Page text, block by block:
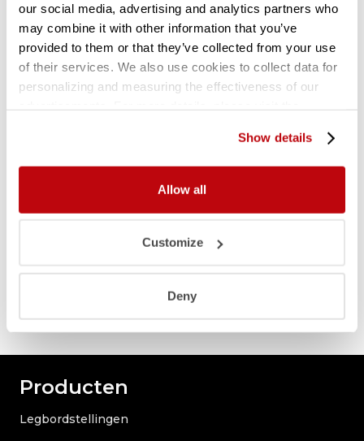
our social media, advertising and analytics partners who
may combine it with other information that you’ve
provided to them or that they’ve collected from your use
of their services. We also use cookies to collect data for
personalizing and measuring the effectiveness of our
Show details
Allow all
Customize
Deny
Gebruikte legbordstelling H2500 x D320 |
aanbouwset vak 1200 mm
Producten
Legbordstellingen